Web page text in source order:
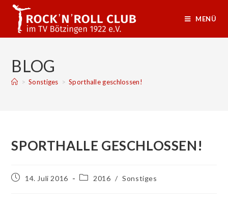
MENÜ
BLOG
> Sonstiges > Sporthalle geschlossen!
SPORTHALLE GESCHLOSSEN!
14. Juli 2016 2016 / Sonstiges